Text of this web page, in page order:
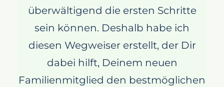
überwältigend die ersten Schritte
sein können. Deshalb habe ich
diesen Wegweiser erstellt, der Dir
dabei hilft, Deinem neuen
Familienmitglied den bestmöglichen